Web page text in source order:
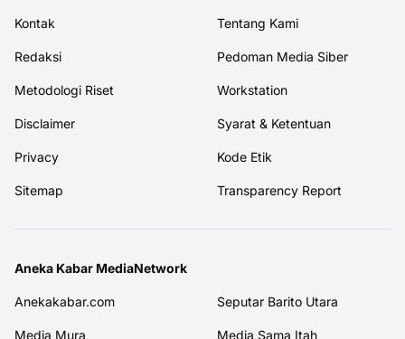
Kontak Tentang Kami
Redaksi Pedoman Media Siber
Metodologi Riset Workstation
Disclaimer Syarat & Ketentuan
Privacy Kode Etik
Sitemap Transparency Report
Aneka Kabar MediaNetwork
Anekakabar.com Seputar Barito Utara
Media Mura Media Sama Itah